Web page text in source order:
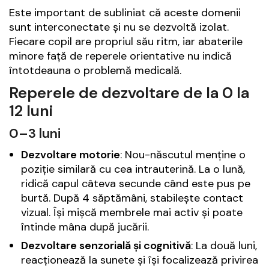
Este important de subliniat că aceste domenii
sunt interconectate și nu se dezvoltă izolat.
Fiecare copil are propriul său ritm, iar abaterile
minore față de reperele orientative nu indică
întotdeauna o problemă medicală.
Reperele de dezvoltare de la 0 la
12 luni
0–3 luni
Dezvoltare motorie: Nou-născutul menține o
poziție similară cu cea intrauterină. La o lună,
ridică capul câteva secunde când este pus pe
burtă. După 4 săptămâni, stabilește contact
vizual. Își mișcă membrele mai activ și poate
întinde mâna după jucării.
Dezvoltare senzorială și cognitivă: La două luni,
reacționează la sunete și își focalizează privirea